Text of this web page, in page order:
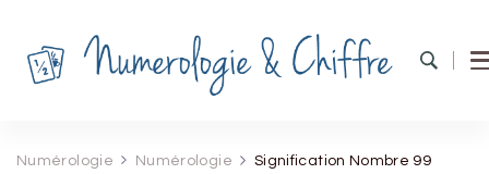
Numérologie Numérologie Signification Nombre 99